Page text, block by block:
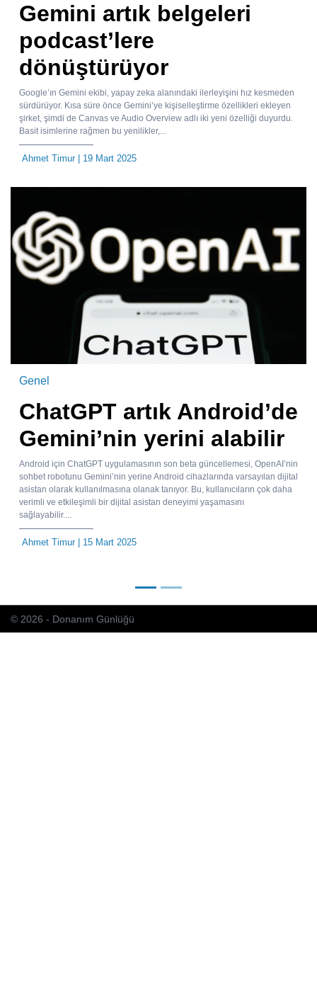
Gemini artık belgeleri
podcast’lere
dönüştürüyor
Google’ın Gemini ekibi, yapay zeka alanındaki ilerleyişini hız kesmeden
sürdürüyor. Kısa süre önce Gemini’ye kişiselleştirme özellikleri ekleyen
şirket, şimdi de Canvas ve Audio Overview adlı iki yeni özelliği duyurdu.
Basit isimlerine rağmen bu yenilikler,...
Ahmet Timur| 19 Mart 2025
Genel
ChatGPT artık Android’de
Gemini’nin yerini alabilir
Android için ChatGPT uygulamasının son beta güncellemesi, OpenAI’nin
sohbet robotunu Gemini’nin yerine Android cihazlarında varsayılan dijital
asistan olarak kullanılmasına olanak tanıyor. Bu, kullanıcıların çok daha
verimli ve etkileşimli bir dijital asistan deneyimi yaşamasını
sağlayabilir....
Ahmet Timur| 15 Mart 2025
© 2026 - Donanım Günlüğü